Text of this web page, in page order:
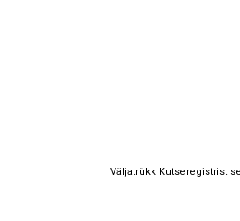
Väljatrükk Kutseregistrist